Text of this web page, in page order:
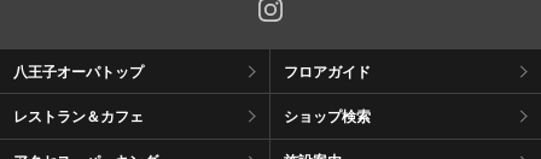
八王子オーパトップ フロアガイド
レストラン＆カフェ ショップ検索